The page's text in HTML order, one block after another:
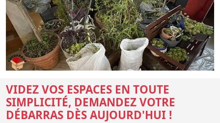
VIDEZ VOS ESPACES EN TOUTE
SIMPLICITÉ, DEMANDEZ VOTRE
DÉBARRAS DÈS AUJOURD'HUI !